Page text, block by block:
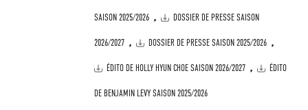
SAISON 2025/2026 , DOSSIER DE PRESSE SAISON
2026/2027 , DOSSIER DE PRESSE SAISON 2025/2026 ,
ÉDITO DE HOLLY HYUN CHOE SAISON 2026/2027 , ÉDITO
DE BENJAMIN LEVY SAISON 2025/2026